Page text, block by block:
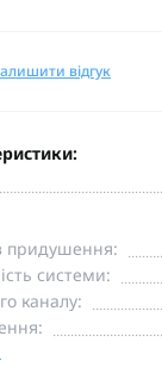
відгук
придушення:
системи:
каналу: